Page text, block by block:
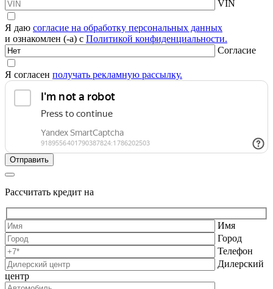
VIN
Я даю согласие на обработку персональных данных
и ознакомлен (-а) с Политикой конфиденциальности.
Согласие
Я согласен получать рекламную рассылку.
Рассчитать кредит на
Имя
Город
Телефон
Дилерский
центр